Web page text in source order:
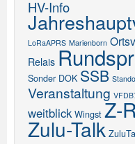
HV-Info
LoRaAPRS Marienborn
Relais
Sonder DOK SSB
Veranstaltung
weitblick Wingst Z-
Zulu-Talk